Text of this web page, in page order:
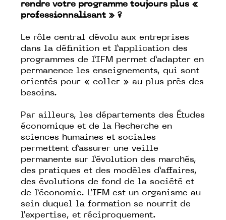
rendre votre programme toujours plus «
professionnalisant » ?
Le rôle central dévolu aux entreprises
dans la définition et l’application des
programmes de l’IFM permet d’adapter en
permanence les enseignements, qui sont
orientés pour « coller » au plus près des
besoins.
Par ailleurs, les départements des Études
économique et de la Recherche en
sciences humaines et sociales
permettent d’assurer une veille
permanente sur l’évolution des marchés,
des pratiques et des modèles d’affaires,
des évolutions de fond de la société et
de l’économie. L’IFM est un organisme au
sein duquel la formation se nourrit de
l’expertise, et réciproquement.